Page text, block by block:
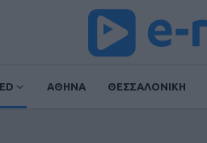
ΑΘΗΝΑ ΘΕΣΣΑΛΟΝΙΚΗ